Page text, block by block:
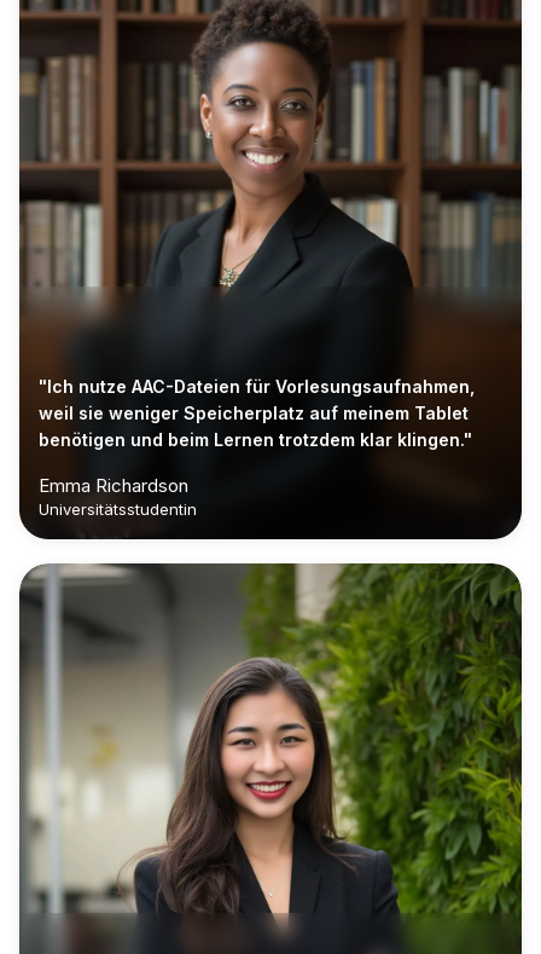
"Ich nutze AAC-Dateien für Vorlesungsaufnahmen,
weil sie weniger Speicherplatz auf meinem Tablet
benötigen und beim Lernen trotzdem klar klingen."
Emma Richardson
Universitätsstudentin